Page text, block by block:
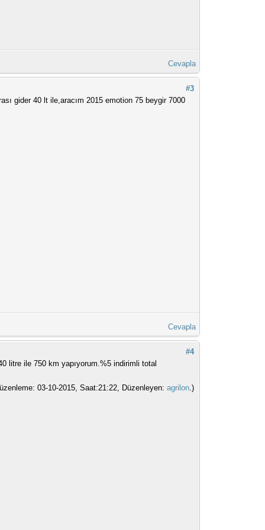
Cevapla
#3
gider 40 lt ile,aracım 2015 emotion 75 beygir 7000
Cevapla
#4
litre ile 750 km yapıyorum.%5 indirimli total
03-10-2015, Saat:21:22, Düzenleyen:agrilon.)